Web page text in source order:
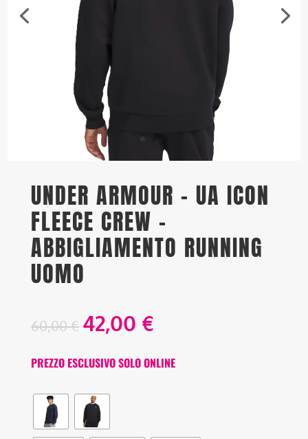
UNDER ARMOUR – UA ICON
FLEECE CREW –
ABBIGLIAMENTO RUNNING
UOMO
60,00€ 42,00 €
PREZZO ESCLUSIVO SOLO ONLINE